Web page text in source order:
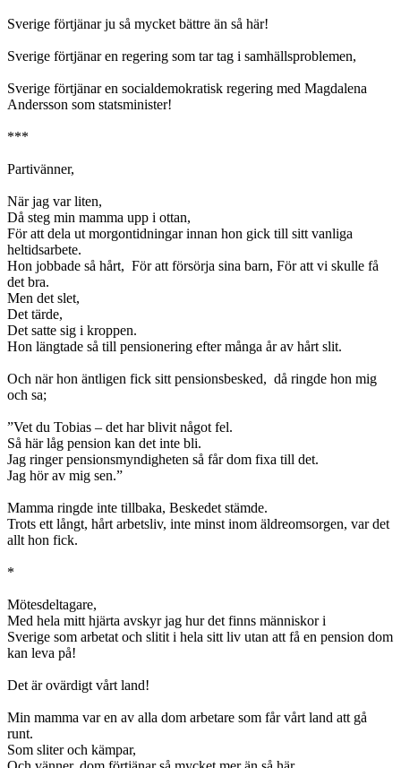
Sverige förtjänar ju så mycket bättre än så här!
Sverige förtjänar en regering som tar tag i samhällsproblemen,
Sverige förtjänar en socialdemokratisk regering med Magdalena
Andersson som statsminister!
***
Partivänner,
När jag var liten,
Då steg min mamma upp i ottan,
För att dela ut morgontidningar innan hon gick till sitt vanliga
heltidsarbete.
Hon jobbade så hårt, För att försörja sina barn, För att vi skulle få
det bra.
Men det slet,
Det tärde,
Det satte sig i kroppen.
Hon längtade så till pensionering efter många år av hårt slit.
Och när hon äntligen fick sitt pensionsbesked, då ringde hon mig
och sa;
”Vet du Tobias – det har blivit något fel.
Så här låg pension kan det inte bli.
Jag ringer pensionsmyndigheten så får dom fixa till det.
Jag hör av mig sen.”
Mamma ringde inte tillbaka, Beskedet stämde.
Trots ett långt, hårt arbetsliv, inte minst inom äldreomsorgen, var det
allt hon fick.
*
Mötesdeltagare,
Med hela mitt hjärta avskyr jag hur det finns människor i
Sverige som arbetat och slitit i hela sitt liv utan att få en pension dom
kan leva på!
Det är ovärdigt vårt land!
Min mamma var en av alla dom arbetare som får vårt land att gå
runt.
Som sliter och kämpar,